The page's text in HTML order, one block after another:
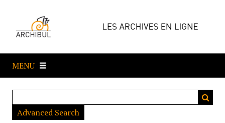
e
a
MENU
Advanced Search